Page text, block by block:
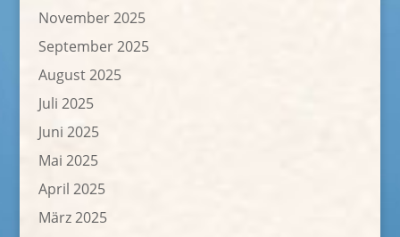
November 2025
September 2025
August 2025
Juli 2025
Juni 2025
Mai 2025
April 2025
März 2025